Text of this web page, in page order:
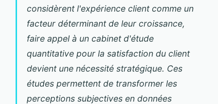
considèrent l'expérience client comme un
facteur déterminant de leur croissance,
faire appel à un cabinet d'étude
quantitative pour la satisfaction du client
devient une nécessité stratégique. Ces
études permettent de transformer les
perceptions subjectives en données